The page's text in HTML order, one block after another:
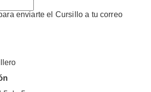
enviarte el Cursillo a tu correo